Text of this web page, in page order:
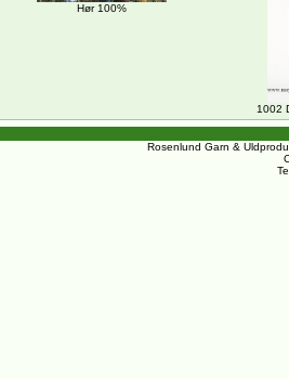
Hør 100%
1002
Rosenlund Garn &